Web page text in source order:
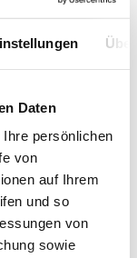
Daten
persönlichen
von
auf Ihrem
und so
von
sowie